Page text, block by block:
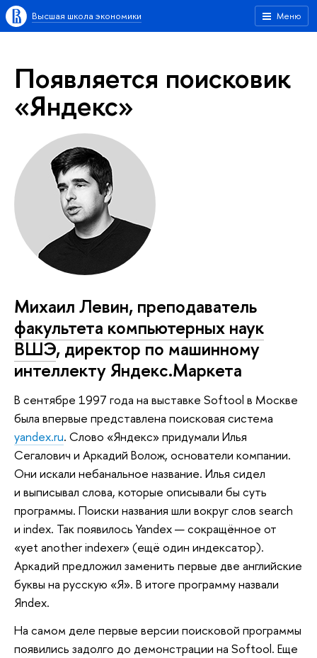
Меню
Высшая школа экономики
Появляется поисковик
«Яндекс»
Михаил Левин, преподаватель
факультета компьютерных наук
ВШЭ, директор по машинному
интеллекту Яндекс.Маркета
В сентябре 1997 года на выставке Softool в Москве
была впервые представлена поисковая система
yandex.ru. Слово «Яндекс» придумали Илья
Сегалович и Аркадий Волож, основатели компании.
Они искали небанальное название. Илья сидел
и выписывал слова, которые описывали бы суть
программы. Поиски названия шли вокруг слов search
и index. Так появилось Yandex — сокращённое от
«yet another indexer» (ещё один индексатор).
Аркадий предложил заменить первые две английские
буквы на русскую «Я». В итоге программу назвали
Яndex.
На самом деле первые версии поисковой программы
появились задолго до демонстрации на Softool. Еще